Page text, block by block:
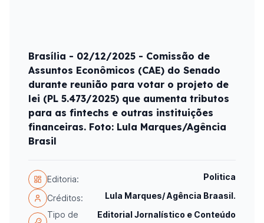
Brasília - 02/12/2025 - Comissão de
Assuntos Econômicos (CAE) do Senado
durante reunião para votar o projeto de
lei (PL 5.473/2025) que aumenta tributos
para as fintechs e outras instituições
financeiras. Foto: Lula Marques/Agência
Brasil
Editoria: Politica
Créditos:
Lula Marques/ Agência Braasil.
Tipo de
Editorial Jornalístico e Conteúdo